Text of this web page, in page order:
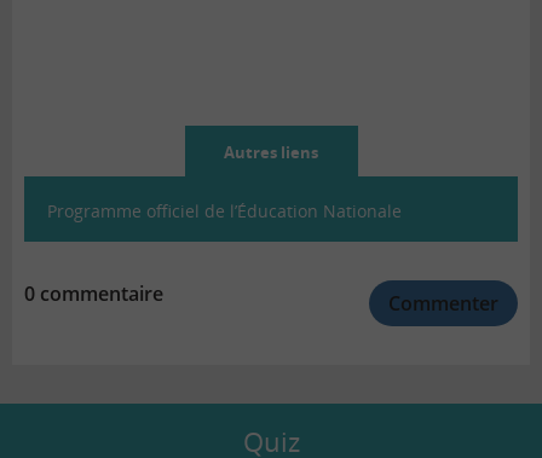
Autres liens
Programme officiel de l’Éducation Nationale
0 commentaire Commenter
Quiz